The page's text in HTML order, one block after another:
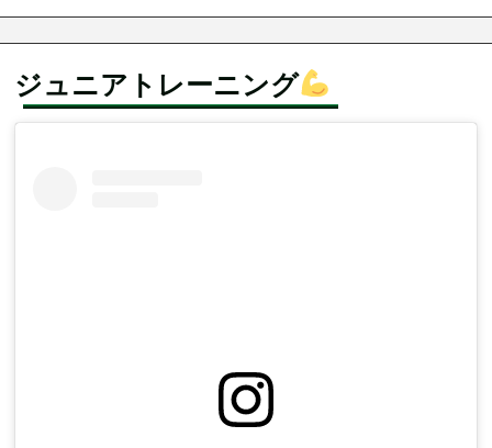
ジュニアトレーニング